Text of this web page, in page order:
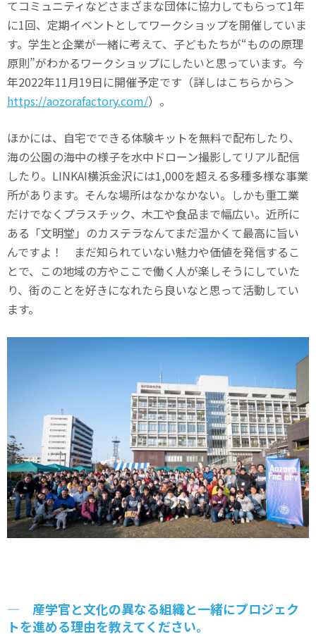
てコミュニティなどさまざまな団体に協力してもらって1年
に1回、定期イベントとしてワークショップを開催していま
す。学生と企業が一緒に考えて、子どもたちが“ものの原理
原則”がわかるワークショップにしたいと思っています。今
年2022年11月19日に開催予定です（詳しはこちらから＞
https://aozorafactory.com/）。
ほかには、自宅でできる体験キットを無料で配布したり、
海の公園の海中の様子を水中ドローン撮影してリアル配信
したり。LINKAI横浜金沢には1,000を超える多種多様な事業
所があります。そんな場所はなかなかない。しかも重工業
だけでなくプラスチック、木工や食品まで幅広い。近所に
ある「文明堂」のカステラなんてまだ温かくて最高に旨い
んですよ！ まだ知られていない魅力や価値を発信するこ
とで、この地域の方やここで働く人が楽しそうにしていた
り、街のことを好きになれたら良いなと思って活動してい
ます。
― 産学官と文化の異なる組織と一緒にプロジェク
トを進める理由を教えてください。